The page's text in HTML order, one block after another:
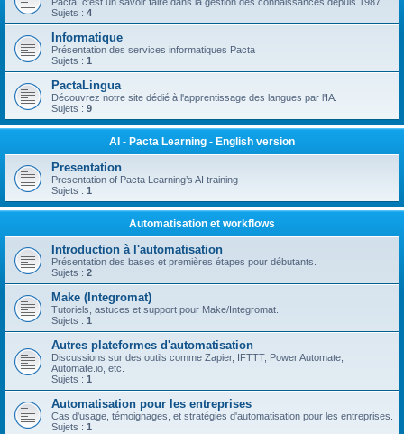
Sujets : 4
Informatique
Présentation des services informatiques Pacta
Sujets : 1
PactaLingua
Découvrez notre site dédié à l'apprentissage des langues par l'IA.
Sujets : 9
AI - Pacta Learning - English version
Presentation
Presentation of Pacta Learning’s AI training
Sujets : 1
Automatisation et workflows
Introduction à l'automatisation
Présentation des bases et premières étapes pour débutants.
Sujets : 2
Make (Integromat)
Tutoriels, astuces et support pour Make/Integromat.
Sujets : 1
Autres plateformes d'automatisation
Discussions sur des outils comme Zapier, IFTTT, Power Automate,
Automate.io, etc.
Sujets : 1
Automatisation pour les entreprises
Cas d'usage, témoignages, et stratégies d'automatisation pour les entreprises.
Sujets : 1